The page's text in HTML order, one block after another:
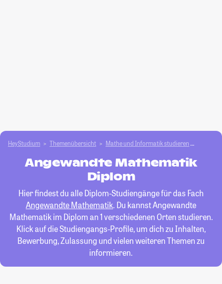
HeyStudium Themenübersicht Mathe und Informatik studieren
Angewandte Mathematik
Diplom
Hier findest du alle Diplom-Studiengänge für das Fach
Angewandte Mathematik. Du kannst Angewandte
Mathematik im Diplom an 1 verschiedenen Orten studieren.
Klick auf die Studiengangs-Profile, um dich zu Inhalten,
Bewerbung, Zulassung und vielen weiteren Themen zu
informieren.